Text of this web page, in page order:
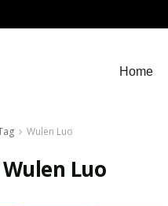
Home
Wulen Luo
Wulen Luo